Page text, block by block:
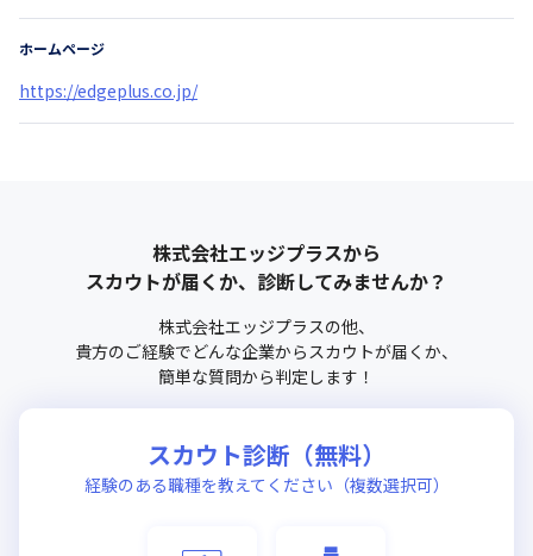
ホームページ
https://edgeplus.co.jp/
株式会社エッジプラスから
スカウトが届くか、診断してみませんか？
株式会社エッジプラスの他、
貴方のご経験でどんな企業からスカウトが届くか、
簡単な質問から判定します！
スカウト診断（無料）
経験のある職種を教えてください（複数選択可）